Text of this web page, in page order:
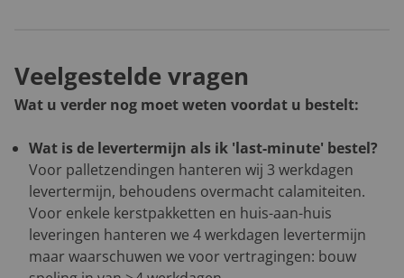
Veelgestelde vragen
Wat u verder nog moet weten voordat u bestelt:
Wat is de levertermijn als ik 'last-minute' bestel?
Voor palletzendingen hanteren wij 3 werkdagen
levertermijn, behoudens overmacht calamiteiten.
Voor enkele kerstpakketten en huis-aan-huis
leveringen hanteren we 4 werkdagen levertermijn
maar waarschuwen we voor vertragingen: bouw